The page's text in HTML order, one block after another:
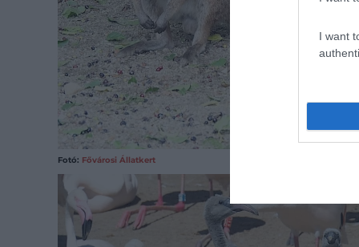
I want
Fotó: Fővárosi Állatkert